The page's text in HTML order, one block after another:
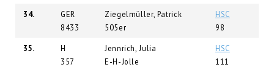
34.
GER
8433
Ziegelmüller, Patrick
505er
HSC
98
35.
H
357
Jennrich, Julia
E-H-Jolle
HSC
111